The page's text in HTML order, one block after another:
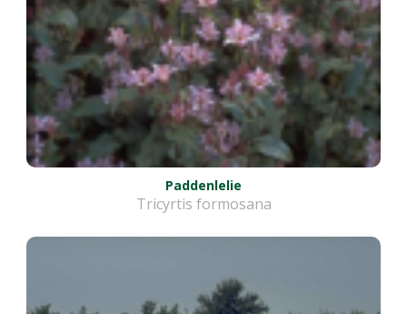
Paddenlelie
Tricyrtis formosana